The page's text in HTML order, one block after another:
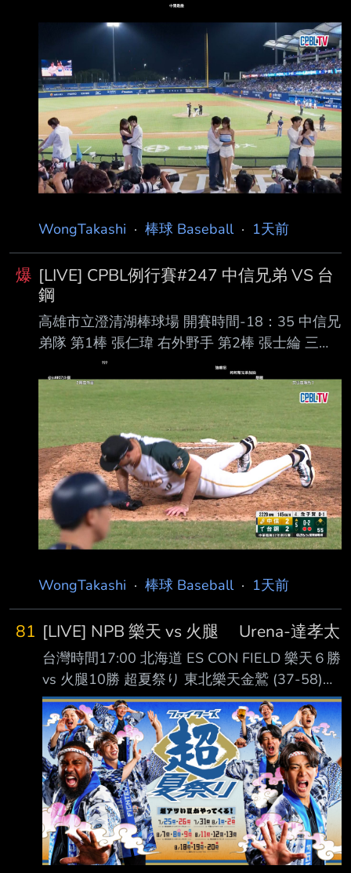
外野手 第3棒 陳傑憲 左外野手 第4棒 陳鏞基 指
定打擊 第5棒 林子豪 一壘手 第6棒 潘傑楷 三壘
手 第7棒 陳聖平 游擊手 第8棒 張 翔 捕手 第9
棒 林泓弦 二壘手 先發投手 布雷克 富邦悍將隊
第1棒 孔念恩 中外野手 第2棒 林澤彬 二壘手 第3
棒 張育成 指定打擊 第4棒 范國宸 一壘手 第5棒
王苡丞 右外野手 第6棒 董子恩 三壘手 第7棒 戴
培峰 捕手 第8棒 高 捷 左外野手
WongTakashi · 棒球 Baseball· 1天前
爆 [LIVE] CPBL例行賽#247 中信兄弟 VS 台
鋼
高雄市立澄清湖棒球場 開賽時間-18：35 中信兄
弟隊 第1棒 張仁瑋 右外野手 第2棒 張士綸 三壘
手 第3棒 陳俊秀 一壘手 第4棒 詹子賢 左外野手
第5棒 王威晨 指定打擊 第6棒 江坤宇 游擊手 第7
棒 岳東華 二壘手 第8棒 高宇杰 捕手 第9棒 宋晟
睿 中外野手 先發投手 勝騎士 台鋼雄鷹隊 第1棒
王博玄 右外野手 第2棒 曾子祐 游擊手 第3棒 吳
念庭 三壘手 第4棒 魔 鷹 指定打擊 第5棒 陳文
杰 中外野手 第6棒 王柏融 左外野手 第7棒 宋柏
翰 一壘手 第8棒 黃劼希 二壘手 第
WongTakashi · 棒球 Baseball· 1天前
81 [LIVE] NPB 樂天 vs 火腿 Urena-達孝太
台灣時間17:00 北海道 ES CON FIELD 樂天６勝
vs 火腿10勝 超夏祭り 東北樂天金鷲 (37-58)
AVG OBP SLG OPS HR RBI PA １. 中島大輔 (L)
RF .264 .324 .383 .707 2 16 255 ２. 佐藤直樹
(R) DH .268 .290 .447 .737 6 17 186 ３. 辰己
涼介 (L) CF .280 .363 .418 .781 9 34 406 ４.
Carson McCusker (R) LF .268 .344